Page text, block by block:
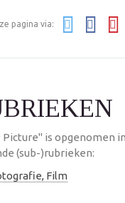
pagina via:
Picture" is opgenomen
(sub-)rubrieken:
Film